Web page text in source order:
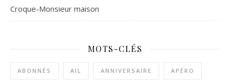
Croque-Monsieur maison
MOTS-CLÉS
ABONNÉS AIL ANNIVERSAIRE APÉRO